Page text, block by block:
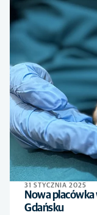
31 STYCZNIA 2025
Nowa
Gdańsku